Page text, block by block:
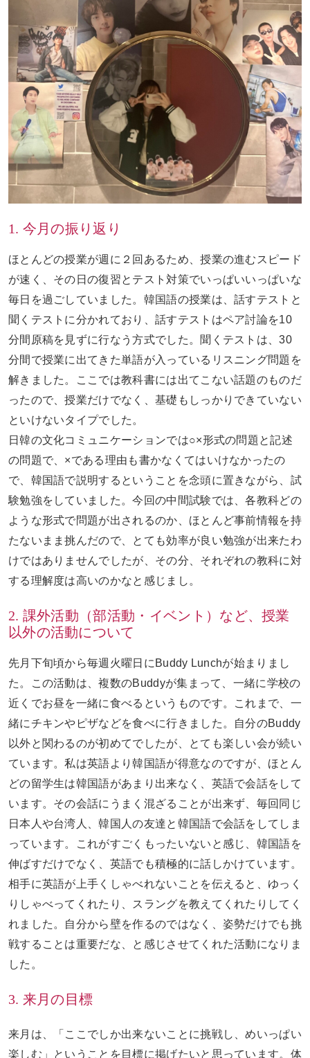
1. 今月の振り返り
ほとんどの授業が週に２回あるため、授業の進むスピード
が速く、その日の復習とテスト対策でいっぱいいっぱいな
毎日を過ごしていました。韓国語の授業は、話すテストと
聞くテストに分かれており、話すテストはペア討論を10
分間原稿を見ずに行なう方式でした。聞くテストは、30
分間で授業に出てきた単語が入っているリスニング問題を
解きました。ここでは教科書には出てこない話題のものだ
ったので、授業だけでなく、基礎もしっかりできていない
といけないタイプでした。
日韓の文化コミュニケーションでは○×形式の問題と記述
の問題で、×である理由も書かなくてはいけなかったの
で、韓国語で説明するということを念頭に置きながら、試
験勉強をしていました。今回の中間試験では、各教科どの
ような形式で問題が出されるのか、ほとんど事前情報を持
たないまま挑んだので、とても効率が良い勉強が出来たわ
けではありませんでしたが、その分、それぞれの教科に対
する理解度は高いのかなと感じまし。
2. 課外活動（部活動・イベント）など、授業
以外の活動について
先月下旬頃から毎週火曜日にBuddy Lunchが始まりまし
た。この活動は、複数のBuddyが集まって、一緒に学校の
近くでお昼を一緒に食べるというものです。これまで、一
緒にチキンやピザなどを食べに行きました。自分のBuddy
以外と関わるのが初めてでしたが、とても楽しい会が続い
ています。私は英語より韓国語が得意なのですが、ほとん
どの留学生は韓国語があまり出来なく、英語で会話をして
います。その会話にうまく混ざることが出来ず、毎回同じ
日本人や台湾人、韓国人の友達と韓国語で会話をしてしま
っています。これがすごくもったいないと感じ、韓国語を
伸ばすだけでなく、英語でも積極的に話しかけています。
相手に英語が上手くしゃべれないことを伝えると、ゆっく
りしゃべってくれたり、スラングを教えてくれたりしてく
れました。自分から壁を作るのではなく、姿勢だけでも挑
戦することは重要だな、と感じさせてくれた活動になりま
した。
3. 来月の目標
来月は、「ここでしか出来ないことに挑戦し、めいっぱい
楽しむ」ということを目標に掲げたいと思っています。体